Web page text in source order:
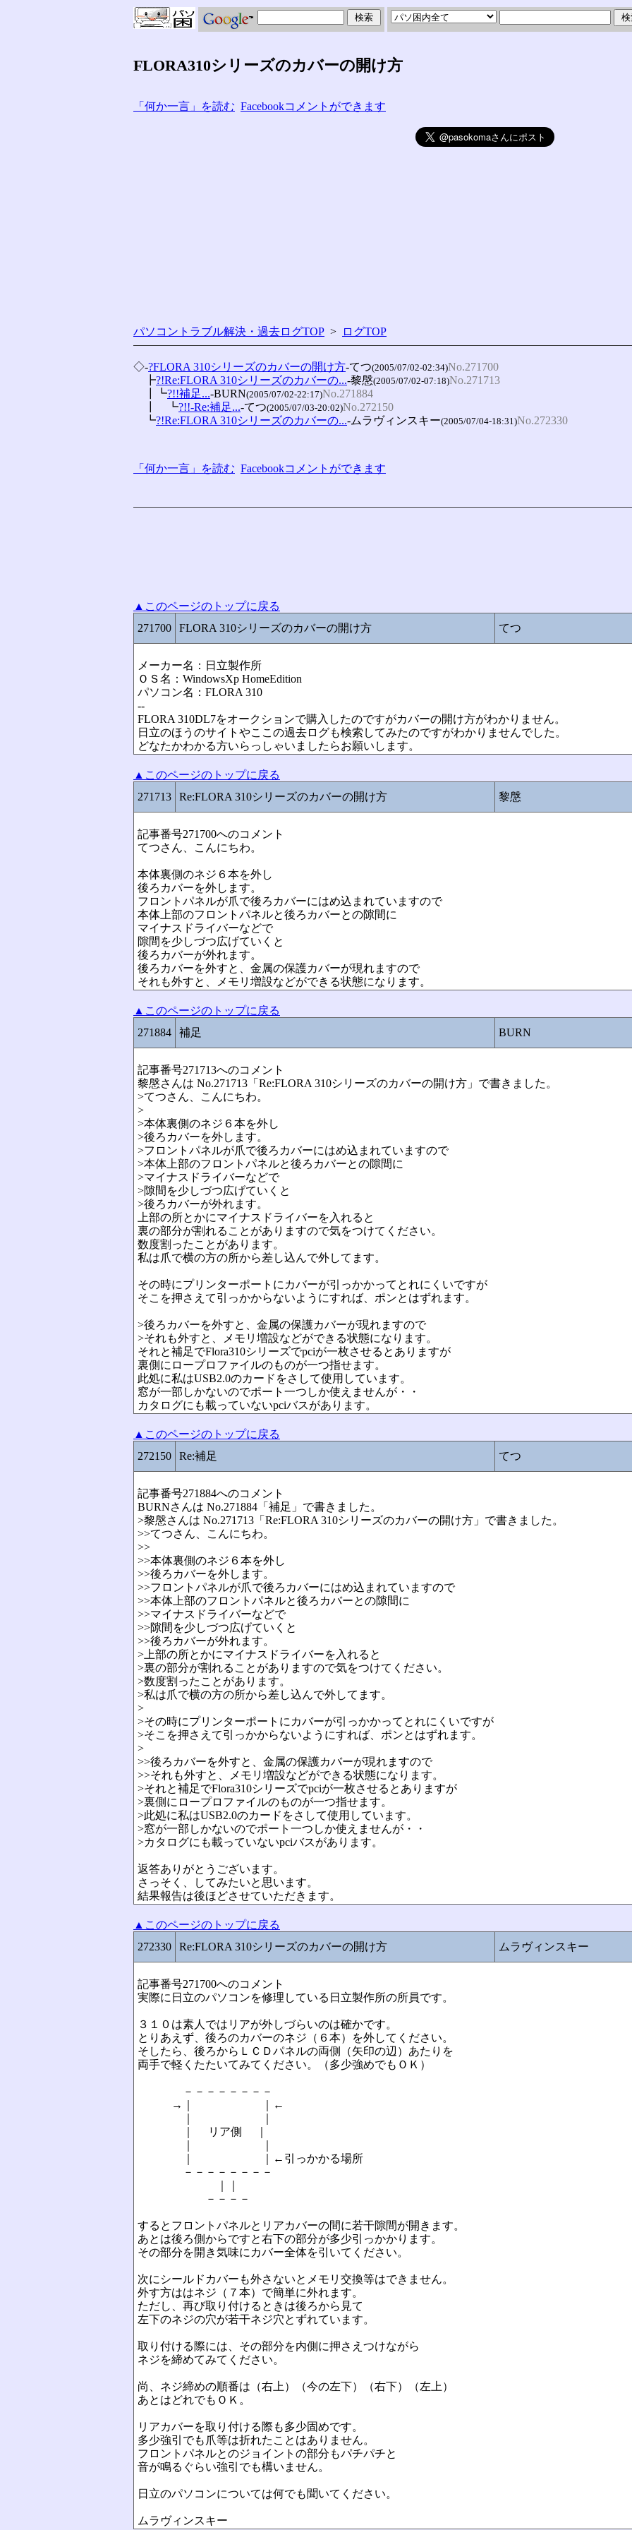
FLORA310シリーズのカバーの開け方
「何か一言」を読む Facebookコメントができます
パソコントラブル解決・過去ログTOP > ログTOP
◇-?FLORA 310シリーズのカバーの開け方-てつ(2005/07/02-02:34)No.271700
┣?!Re:FLORA 310シリーズのカバーの...-黎慇(2005/07/02-07:18)No.271713
┃┗?!!補足...-BURN(2005/07/02-22:17)No.271884
┃　┗?!!-Re:補足...-てつ(2005/07/03-20:02)No.272150
┗?!Re:FLORA 310シリーズのカバーの...-ムラヴィンスキー(2005/07/04-18:31)No.272330
「何か一言」を読む Facebookコメントができます
▲このページのトップに戻る
271700
FLORA 310シリーズのカバーの開け方 てつ
メーカー名：日立製作所
ＯＳ名：WindowsXp HomeEdition
パソコン名：FLORA 310
--
FLORA 310DL7をオークションで購入したのですがカバーの開け方がわかりません。
日立のほうのサイトやここの過去ログも検索してみたのですがわかりませんでした。
どなたかわかる方いらっしゃいましたらお願いします。
▲このページのトップに戻る
271713
Re:FLORA 310シリーズのカバーの開け方 黎慇
記事番号271700へのコメント
てつさん、こんにちわ。
本体裏側のネジ６本を外し
後ろカバーを外します。
フロントパネルが爪で後ろカバーにはめ込まれていますので
本体上部のフロントパネルと後ろカバーとの隙間に
マイナスドライバーなどで
隙間を少しづつ広げていくと
後ろカバーが外れます。
後ろカバーを外すと、金属の保護カバーが現れますので
それも外すと、メモリ増設などができる状態になります。
▲このページのトップに戻る
271884
補足 BURN
記事番号271713へのコメント
黎慇さんは No.271713「Re:FLORA 310シリーズのカバーの開け方」で書きました。
>てつさん、こんにちわ。
>
>本体裏側のネジ６本を外し
>後ろカバーを外します。
>フロントパネルが爪で後ろカバーにはめ込まれていますので
>本体上部のフロントパネルと後ろカバーとの隙間に
>マイナスドライバーなどで
>隙間を少しづつ広げていくと
>後ろカバーが外れます。
上部の所とかにマイナスドライバーを入れると
裏の部分が割れることがありますので気をつけてください。
数度割ったことがあります。
私は爪で横の方の所から差し込んで外してます。
その時にプリンターポートにカバーが引っかかってとれにくいですが
そこを押さえて引っかからないようにすれば、ポンとはずれます。
>後ろカバーを外すと、金属の保護カバーが現れますので
>それも外すと、メモリ増設などができる状態になります。
それと補足でFlora310シリーズでpciが一枚させるとありますが
裏側にロープロファイルのものが一つ指せます。
此処に私はUSB2.0のカードをさして使用しています。
窓が一部しかないのでポート一つしか使えませんが・・
カタログにも載っていないpciバスがあります。
▲このページのトップに戻る
272150
Re:補足 てつ
記事番号271884へのコメント
BURNさんは No.271884「補足」で書きました。
>黎慇さんは No.271713「Re:FLORA 310シリーズのカバーの開け方」で書きました。
>>てつさん、こんにちわ。
>>
>>本体裏側のネジ６本を外し
>>後ろカバーを外します。
>>フロントパネルが爪で後ろカバーにはめ込まれていますので
>>本体上部のフロントパネルと後ろカバーとの隙間に
>>マイナスドライバーなどで
>>隙間を少しづつ広げていくと
>>後ろカバーが外れます。
>上部の所とかにマイナスドライバーを入れると
>裏の部分が割れることがありますので気をつけてください。
>数度割ったことがあります。
>私は爪で横の方の所から差し込んで外してます。
>
>その時にプリンターポートにカバーが引っかかってとれにくいですが
>そこを押さえて引っかからないようにすれば、ポンとはずれます。
>
>>後ろカバーを外すと、金属の保護カバーが現れますので
>>それも外すと、メモリ増設などができる状態になります。
>それと補足でFlora310シリーズでpciが一枚させるとありますが
>裏側にロープロファイルのものが一つ指せます。
>此処に私はUSB2.0のカードをさして使用しています。
>窓が一部しかないのでポート一つしか使えませんが・・
>カタログにも載っていないpciバスがあります。
返答ありがとうございます。
さっそく、してみたいと思います。
結果報告は後ほどさせていただきます。
▲このページのトップに戻る
272330
Re:FLORA 310シリーズのカバーの開け方 ムラヴィンスキー
記事番号271700へのコメント
実際に日立のパソコンを修理している日立製作所の所員です。
３１０は素人ではリアが外しづらいのは確かです。
とりあえず、後ろのカバーのネジ（６本）を外してください。
そしたら、後ろからＬＣＤパネルの両側（矢印の辺）あたりを
両手で軽くたたいてみてください。（多少強めでもＯＫ）
－－－－－－－－
→｜ ｜←
｜ リア側 ｜
｜ ｜←引っかかる場所
－－－－－－－－
－－－－
するとフロントパネルとリアカバーの間に若干隙間が開きます。
あとは後ろ側からですと右下の部分が多少引っかかります。
その部分を開き気味にカバー全体を引いてください。
次にシールドカバーも外さないとメモリ交換等はできません。
外す方ははネジ（７本）で簡単に外れます。
ただし、再び取り付けるときは後ろから見て
左下のネジの穴が若干ネジ穴とずれています。
取り付ける際には、その部分を内側に押さえつけながら
ネジを締めてみてください。
尚、ネジ締めの順番は（右上）（今の左下）（右下）（左上）
あとはどれでもＯＫ。
リアカバーを取り付ける際も多少固めです。
多少強引でも爪等は折れたことはありません。
フロントパネルとのジョイントの部分もパチパチと
音が鳴るぐらい強引でも構いません。
日立のパソコンについては何でも聞いてください。
ムラヴィンスキー